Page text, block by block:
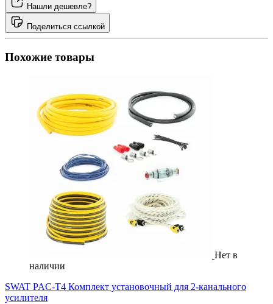
Нашли дешевле?
Поделиться ссылкой
Похожие товары
Нет в
наличии
SWAT PAC-T4 Комплект установочный для 2-канального
усилителя